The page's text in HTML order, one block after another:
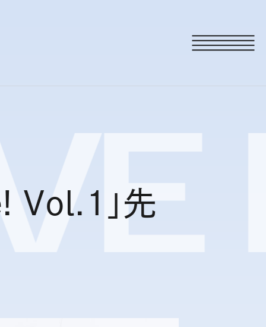
Vol.1」先